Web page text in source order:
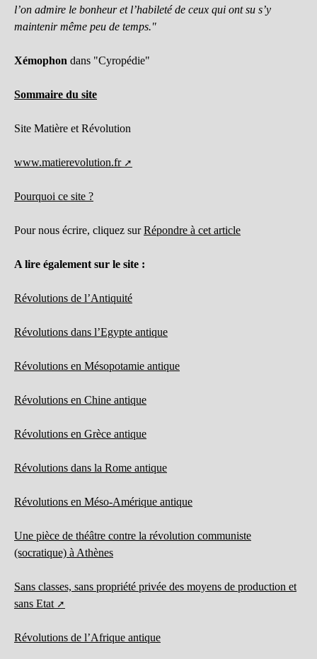
l’on admire le bonheur et l’habileté de ceux qui ont su s’y
maintenir même peu de temps."
Xémophon dans "Cyropédie"
Sommaire du site
Site Matière et Révolution
www.matierevolution.fr
Pourquoi ce site ?
Pour nous écrire, cliquez surRépondre à cet article
A lire également sur le site :
Révolutions de l’Antiquité
Révolutions dans l’Egypte antique
Révolutions en Mésopotamie antique
Révolutions en Chine antique
Révolutions en Grèce antique
Révolutions dans la Rome antique
Révolutions en Méso-Amérique antique
Une pièce de théâtre contre la révolution communiste
(socratique) à Athènes
Sans classes, sans propriété privée des moyens de production et
sans Etat
Révolutions de l’Afrique antique